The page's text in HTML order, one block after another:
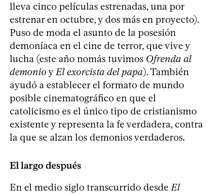
lleva cinco películas estrenadas, una por
estrenar en octubre, y dos más en proyecto).
Puso de moda el asunto de la posesión
demoníaca en el cine de terror, que vive y
lucha (este año nomás tuvimos Ofrenda al
demonio yEl exorcista del papa). También
ayudó a establecer el formato de mundo
posible cinematográfico en que el
catolicismo es el único tipo de cristianismo
existente y representa la fe verdadera, contra
la que se alzan los demonios verdaderos.
El largo después
En el medio siglo transcurrido desdeEl